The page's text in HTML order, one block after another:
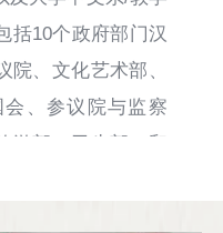
括10个政府部门汉
、文化艺术部、
、参议院与监察